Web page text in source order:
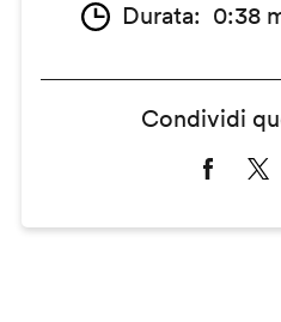
Durata 0:38
Condividi